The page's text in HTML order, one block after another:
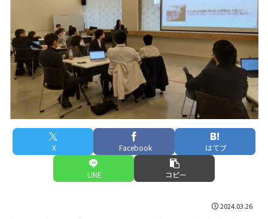
X Facebook はてブ
LINE コピー
2024.03.26